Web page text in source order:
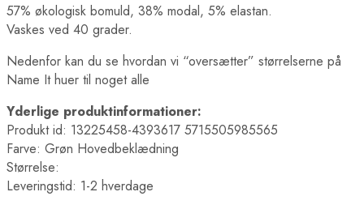
57% økologisk bomuld, 38% modal, 5% elastan.
Vaskes ved 40 grader.
Nedenfor kan du se hvordan vi “oversætter” størrelserne på
Name It huer til noget alle
Yderlige produktinformationer:
Produkt id: 13225458-4393617 5715505985565
Farve: Grøn Hovedbeklædning
Størrelse:
Leveringstid: 1-2 hverdage